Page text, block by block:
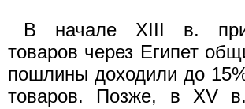
В начале XIII в. при
товаров через Египет
пошлины доходили до
товаров. Позже, в XV